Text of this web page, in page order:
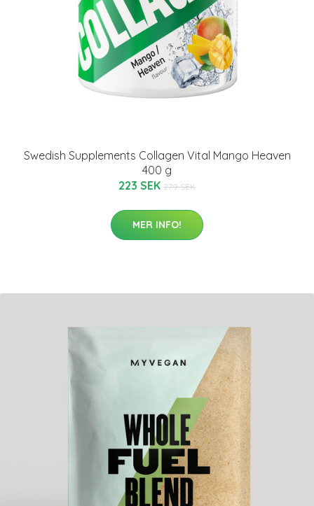
Swedish Supplements Collagen Vital Mango Heaven
400 g
223 SEK 279 SEK
MER INFO!